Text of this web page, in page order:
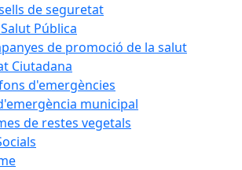
de seguretat
Pública
de promoció de la salut
Ciutadana
d'emergències
municipal
de restes vegetals